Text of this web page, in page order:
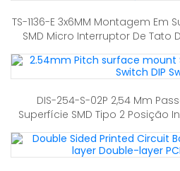
TS-1136-E 3x6MM Montagem Em
SMD Micro Interruptor De Tato
DIS-254-S-02P 2,54 Mm
Superfície SMD Tipo 2 Posição